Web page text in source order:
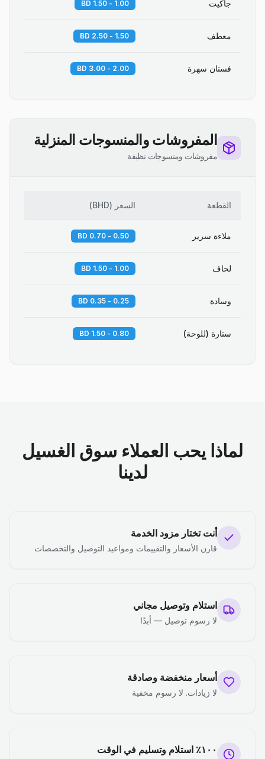
جاكيت 1.00 - 1.50 BD
معطف 1.50 - 2.50 BD
فستان سهرة 2.00 - 3.00 BD
المفروشات والمنسوجات المنزلية
مفروشات ومنسوجات نظيفة
القطعة السعر (
BHD
)
ملاءة سرير 0.50 - 0.70 BD
لحاف 1.00 - 1.50 BD
وسادة 0.25 - 0.35 BD
ستارة (للوحة) 0.80 - 1.50 BD
لماذا يحب العملاء سوق الغسيل
لدينا
أنت تختار مزود الخدمة
قارن الأسعار والتقييمات ومواعيد التوصيل والتخصصات
استلام وتوصيل مجاني
لا رسوم توصيل — أبدًا
أسعار منخفضة وصادقة
لا زيادات. لا رسوم مخفية
١٠٠٪ استلام وتسليم في الوقت